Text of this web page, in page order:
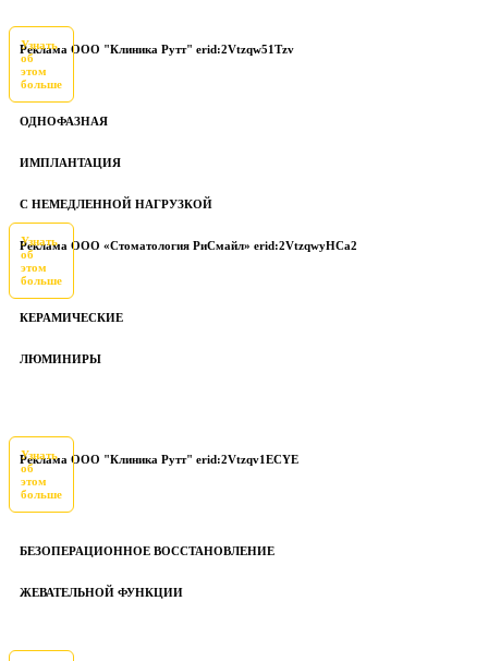
Реклама ООО "Клиника Рутт" erid:2Vtzqw51Tzv
Узнать
об
этом
больше
ОДНОФАЗНАЯ
ИМПЛАНТАЦИЯ
С НЕМЕДЛЕННОЙ НАГРУЗКОЙ
Реклама ООО «Стоматология РиСмайл» erid:2VtzqwyHCa2
Узнать
об
этом
больше
КЕРАМИЧЕСКИЕ
ЛЮМИНИРЫ
Реклама ООО "Клиника Рутт" erid:2Vtzqv1ECYE
Узнать
об
этом
больше
БЕЗОПЕРАЦИОННОЕ ВОССТАНОВЛЕНИЕ
ЖЕВАТЕЛЬНОЙ ФУНКЦИИ